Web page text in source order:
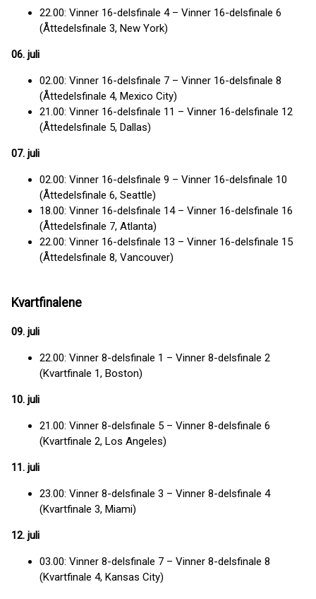
22.00: Vinner 16-delsfinale 4 – Vinner 16-delsfinale 6
(Åttedelsfinale 3, New York)
06. juli
02.00: Vinner 16-delsfinale 7 – Vinner 16-delsfinale 8
(Åttedelsfinale 4, Mexico City)
21.00: Vinner 16-delsfinale 11 – Vinner 16-delsfinale 12
(Åttedelsfinale 5, Dallas)
07. juli
02.00: Vinner 16-delsfinale 9 – Vinner 16-delsfinale 10
(Åttedelsfinale 6, Seattle)
18.00: Vinner 16-delsfinale 14 – Vinner 16-delsfinale 16
(Åttedelsfinale 7, Atlanta)
22.00: Vinner 16-delsfinale 13 – Vinner 16-delsfinale 15
(Åttedelsfinale 8, Vancouver)
Kvartfinalene
09. juli
22.00: Vinner 8-delsfinale 1 – Vinner 8-delsfinale 2
(Kvartfinale 1, Boston)
10. juli
21.00: Vinner 8-delsfinale 5 – Vinner 8-delsfinale 6
(Kvartfinale 2, Los Angeles)
11. juli
23.00: Vinner 8-delsfinale 3 – Vinner 8-delsfinale 4
(Kvartfinale 3, Miami)
12. juli
03.00: Vinner 8-delsfinale 7 – Vinner 8-delsfinale 8
(Kvartfinale 4, Kansas City)